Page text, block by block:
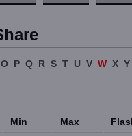
O P Q R S T U V W X Y
Min Max